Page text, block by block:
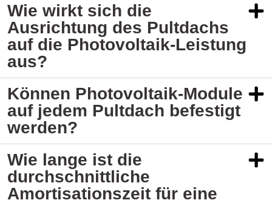
Wie wirkt sich die
Ausrichtung des Pultdachs
auf die Photovoltaik-Leistung
aus?
Können Photovoltaik-Module
auf jedem Pultdach befestigt
werden?
Wie lange ist die
durchschnittliche
Amortisationszeit für eine